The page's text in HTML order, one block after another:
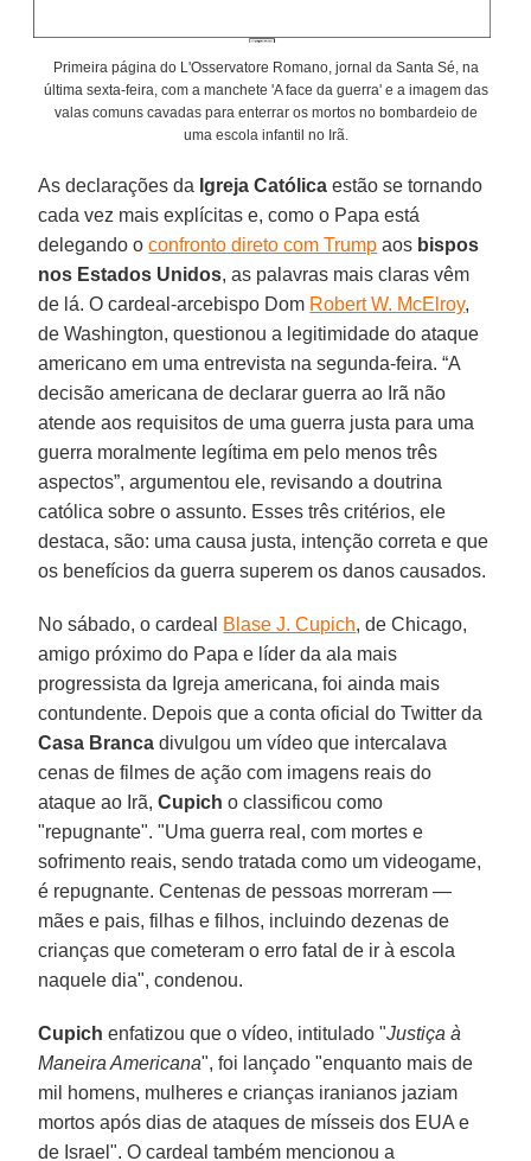
Primeira página do L'Osservatore Romano, jornal da Santa Sé, na
última sexta-feira, com a manchete 'A face da guerra' e a imagem das
valas comuns cavadas para enterrar os mortos no bombardeio de
uma escola infantil no Irã.
As declarações da Igreja Católica estão se tornando
cada vez mais explícitas e, como o Papa está
delegando oconfronto direto com Trump aos bispos
nos Estados Unidos, as palavras mais claras vêm
de lá. O cardeal-arcebispo Dom Robert W. McElroy,
de Washington, questionou a legitimidade do ataque
americano em uma entrevista na segunda-feira. “A
decisão americana de declarar guerra ao Irã não
atende aos requisitos de uma guerra justa para uma
guerra moralmente legítima em pelo menos três
aspectos”, argumentou ele, revisando a doutrina
católica sobre o assunto. Esses três critérios, ele
destaca, são: uma causa justa, intenção correta e que
os benefícios da guerra superem os danos causados.
No sábado, o cardeal Blase J. Cupich, de Chicago,
amigo próximo do Papa e líder da ala mais
progressista da Igreja americana, foi ainda mais
contundente. Depois que a conta oficial do Twitter da
Casa Branca divulgou um vídeo que intercalava
cenas de filmes de ação com imagens reais do
ataque ao Irã,Cupich o classificou como
"repugnante". "Uma guerra real, com mortes e
sofrimento reais, sendo tratada como um videogame,
é repugnante. Centenas de pessoas morreram —
mães e pais, filhas e filhos, incluindo dezenas de
crianças que cometeram o erro fatal de ir à escola
naquele dia", condenou.
Cupich enfatizou que o vídeo, intitulado "Justiça à
Maneira Americana", foi lançado "enquanto mais de
mil homens, mulheres e crianças iranianos jaziam
mortos após dias de ataques de mísseis dos EUA e
de Israel". O cardeal também mencionou a